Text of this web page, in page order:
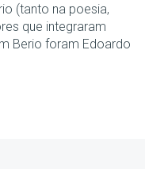
(tanto na poesia,
que integraram
Berio foram Edoardo